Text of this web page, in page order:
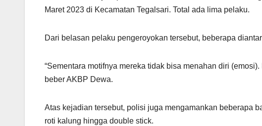
Maret 2023 di Kecamatan Tegalsari. Total ada lima pelaku.
Dari belasan pelaku pengeroyokan tersebut, beberapa
“Sementara motifnya mereka tidak bisa menahan diri
beber AKBP Dewa.
Atas kejadian tersebut, polisi juga mengamankan beberapa
roti kalung hingga double stick.